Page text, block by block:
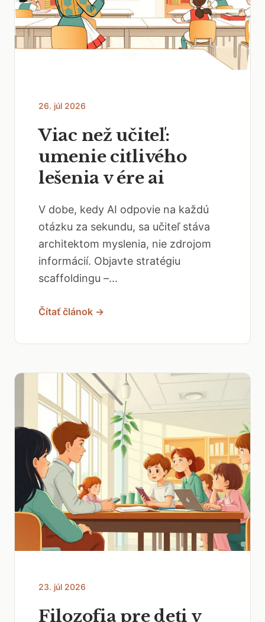
26. júl 2026
Viac než učiteľ:
umenie citlivého
lešenia v ére ai
V dobe, kedy AI odpovie na každú
otázku za sekundu, sa učiteľ stáva
architektom myslenia, nie zdrojom
informácií. Objavte stratégiu
scaffoldingu –...
Čítať článok →
23. júl 2026
Filozofia pre deti v